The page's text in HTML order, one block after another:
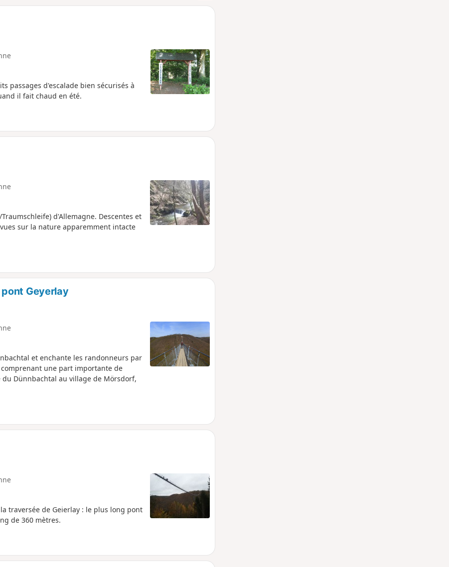
passages d'escalade bien sécurisés à
il fait chaud en été.
d'Allemagne. Descentes et
sur la nature apparemment intacte
Geyerlay
et enchante les randonneurs par
une part importante de
Dünnbachtal au village de Mörsdorf,
traversée de Geierlay : le plus long pont
de 360 mètres.